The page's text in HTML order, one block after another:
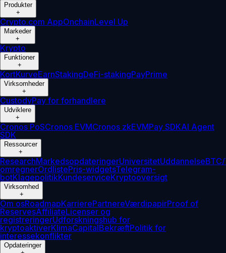
Produkter
+
Crypto.com AppOnchainLevel Up
Markeder
+
Krypto
Funktioner
+
KortKurveEarnStakingDeFi-stakingPayPrime
Virksomheder
+
CustodyPay for forhandlere
Udviklere
+
Cronos PoSCronos EVMCronos zkEVMPay SDKAI Agent
SDK
Ressourcer
+
ResearchMarkedsopdateringerUniversitetUddannelse
omregnerOrdlistePris-widgetsTelegram-
botKlagepolitikKundeserviceKryptooversigt
Virksomhed
+
Om osRoadmapKarrierePartnereVærdipapirProof of
ReservesAffiliateLicenser og
registreringerUdforskningshub for
kryptoaktiverKlimaCapitalBekræftPolitik for
interessekonflikter
Opdateringer